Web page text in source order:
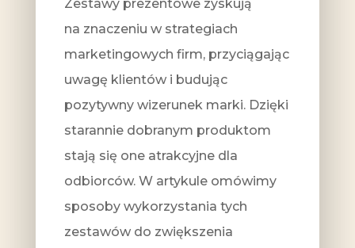
Zestawy prezentowe zyskują
na znaczeniu w strategiach
marketingowych firm, przyciągając
uwagę klientów i budując
pozytywny wizerunek marki. Dzięki
starannie dobranym produktom
stają się one atrakcyjne dla
odbiorców. W artykule omówimy
sposoby wykorzystania tych
zestawów do zwiększenia